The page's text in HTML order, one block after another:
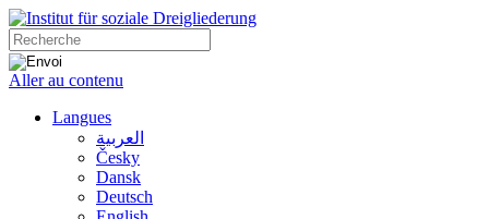
Aller au contenu
Langues
العربية
Česky
Dansk
Deutsch